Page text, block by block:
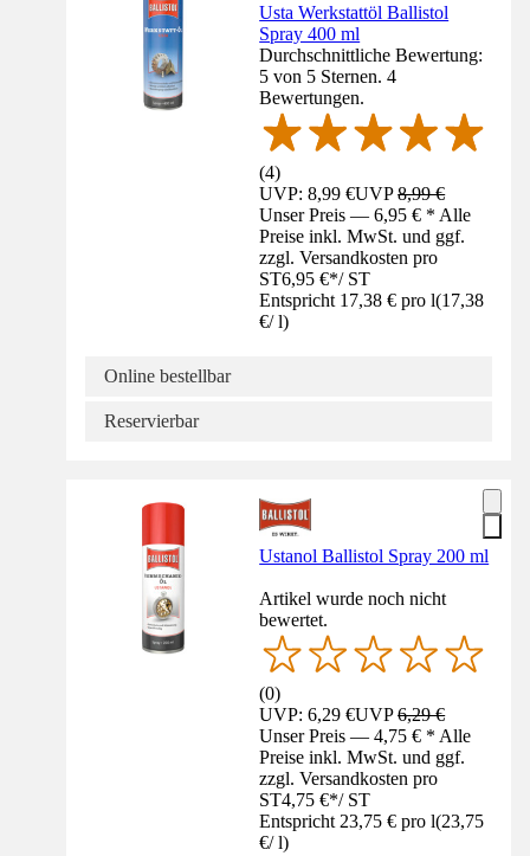
Usta Werkstattöl Ballistol
Spray 400 ml
Durchschnittliche Bewertung:
5 von 5 Sternen. 4
Bewertungen.
(4)
UVP: 8,99 €UVP8,99 €
Unser Preis — 6,95 € * Alle
Preise inkl. MwSt. und ggf.
zzgl. Versandkosten pro
ST6,95 €*/ ST
Entspricht 17,38 € pro l(17,38
€/ l)
Online bestellbar
Reservierbar
Ustanol Ballistol Spray 200 ml
Artikel wurde noch nicht
bewertet.
(0)
UVP: 6,29 €UVP6,29 €
Unser Preis — 4,75 € * Alle
Preise inkl. MwSt. und ggf.
zzgl. Versandkosten pro
ST4,75 €*/ ST
Entspricht 23,75 € pro l(23,75
€/ l)